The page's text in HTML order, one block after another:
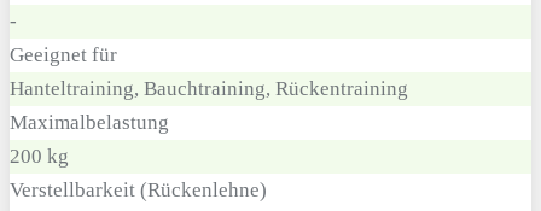
-
Geeignet für
Han­tel­trai­ning, Bauch­trai­ning, Rück­en­trai­ning
Maximalbelastung
200 kg
Verstellbarkeit (Rückenlehne)